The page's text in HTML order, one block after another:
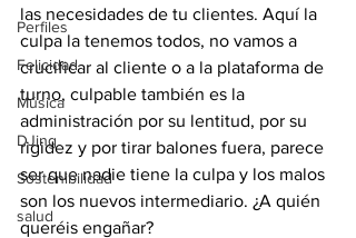
Perfiles
Felicidad
Música
DJing
Sostenibilidad
salud
las necesidades de tu clientes. Aquí la
culpa la tenemos todos, no vamos a
crucificar al cliente o a la plataforma de
turno, culpable también es la
administración por su lentitud, por su
rigidez y por tirar balones fuera, parece
ser que nadie tiene la culpa y los malos
son los nuevos intermediario. ¿A quién
queréis engañar?